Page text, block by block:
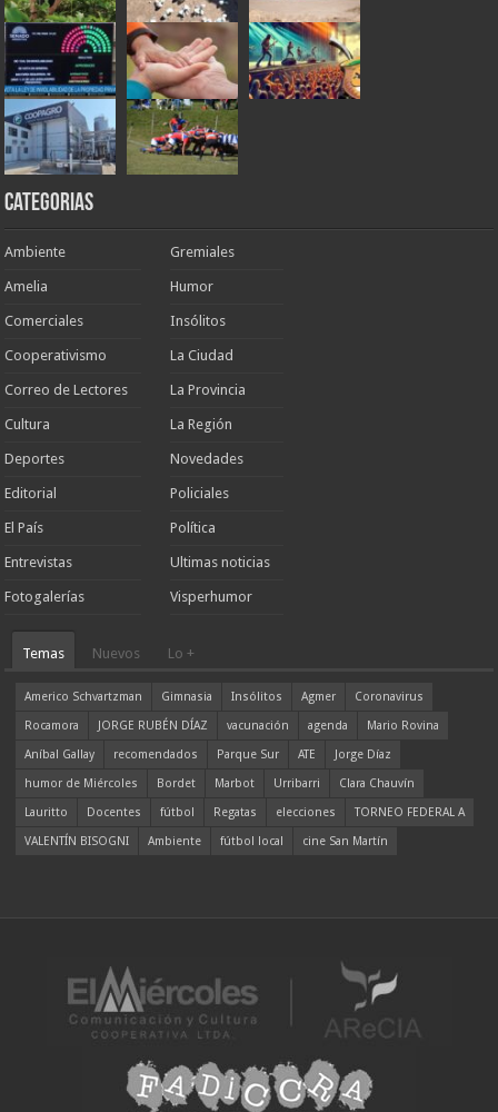
Categorias
Ambiente
Amelia
Comerciales
Cooperativismo
Correo de Lectores
Cultura
Deportes
Editorial
El País
Entrevistas
Fotogalerías
Gremiales
Humor
Insólitos
La Ciudad
La Provincia
La Región
Novedades
Policiales
Política
Ultimas noticias
Visperhumor
Temas Nuevos Lo +
Americo Schvartzman Gimnasia Insólitos Agmer
Coronavirus
Rocamora
JORGE RUBÉN DÍAZ vacunación agenda
Mario Rovina
Aníbal Gallay
recomendados Parque Sur ATE
Jorge Díaz
humor de Miércoles
Bordet Marbot Urribarri
Clara Chauvín
Lauritto
Docentes fútbol Regatas elecciones
TORNEO FEDERAL A
VALENTÍN BISOGNI
Ambiente fútbol local cine San Martín